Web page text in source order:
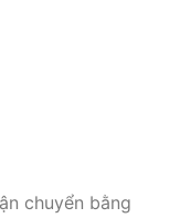
chuyển bằng